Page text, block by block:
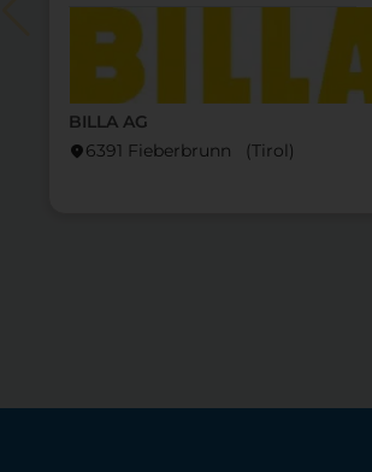
BILLA AG
location_on6391 Fieberbrunn (Tirol)